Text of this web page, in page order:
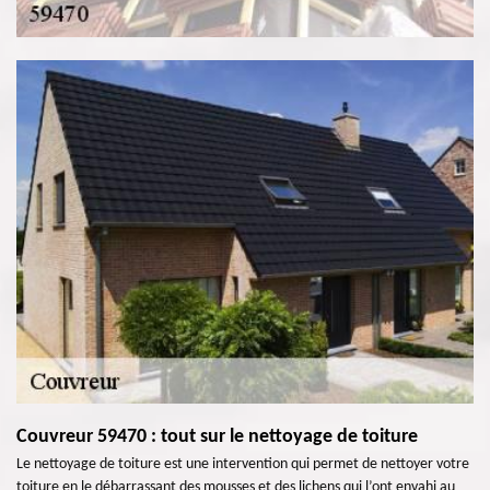
Couvreur 59470 : tout sur le nettoyage de toiture
Le nettoyage de toiture est une intervention qui permet de nettoyer votre